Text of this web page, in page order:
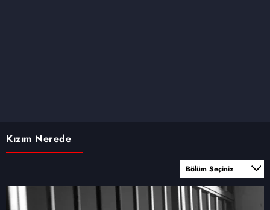
Kızım Nerede